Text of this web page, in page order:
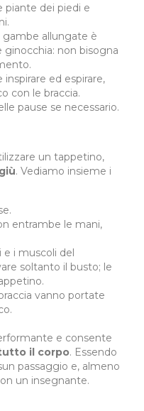
piante dei piedi e
gambe allungate è
ginocchia: non bisogna
ed espirare,
con le braccia.
pause se necessario.
un tappetino,
. Vediamo insieme i
entrambe le mani,
e i muscoli del
soltanto il busto; le
vanno portate
e consente
il corpo. Essendo
passaggio e, almeno
un insegnante.